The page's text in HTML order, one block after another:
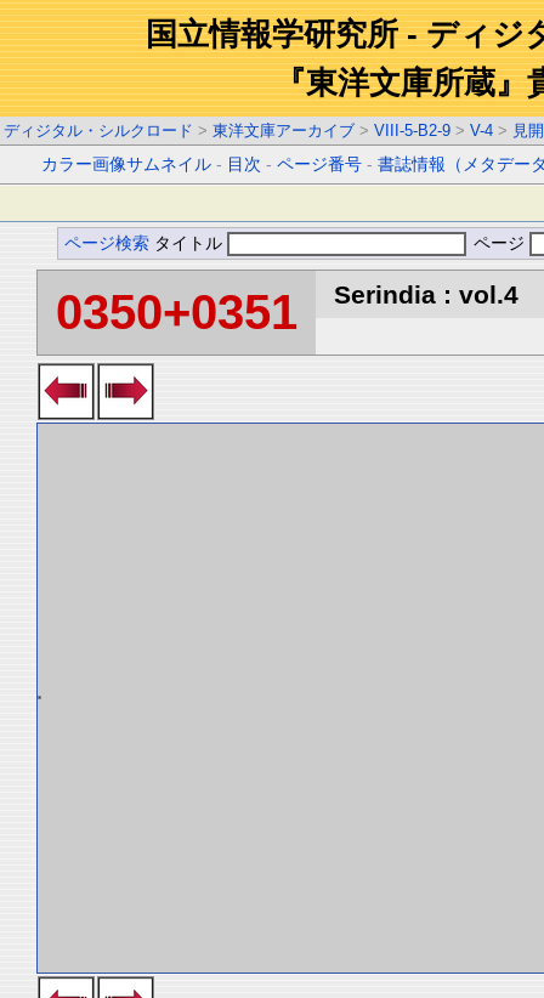
国立情報学研究所 - ディジ
『東洋文庫所蔵』
ディジタル・シルクロード > 東洋文庫アーカイブ > VIII-5-B2-9 > V-4 > 見
カラー画像サムネイル - 目次 -ページ番号 -書誌情報（メタデー
ページ検索 タイトル ページ
0350+0351 Serindia : vol.4